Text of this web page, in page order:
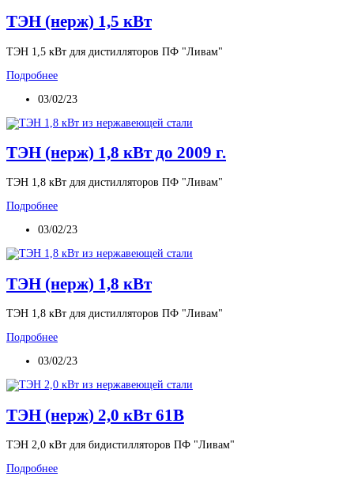
ТЭН (нерж) 1,5 кВт
ТЭН 1,5 кВт для дистилляторов ПФ "Ливам"
Подробнее
03/02/23
ТЭН (нерж) 1,8 кВт до 2009 г.
ТЭН 1,8 кВт для дистилляторов ПФ "Ливам"
Подробнее
03/02/23
ТЭН (нерж) 1,8 кВт
ТЭН 1,8 кВт для дистилляторов ПФ "Ливам"
Подробнее
03/02/23
ТЭН (нерж) 2,0 кВт 61В
ТЭН 2,0 кВт для бидистилляторов ПФ "Ливам"
Подробнее